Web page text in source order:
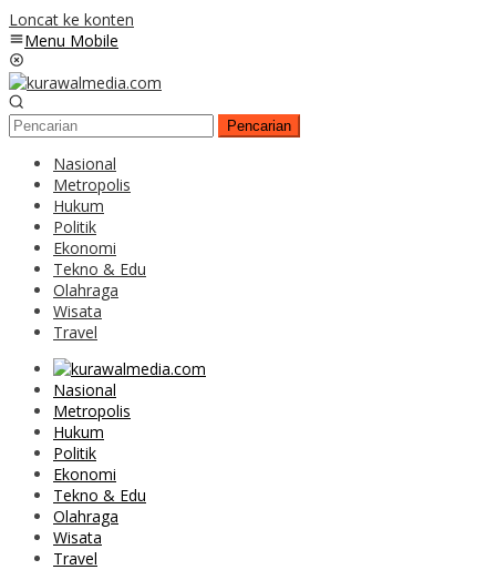
Loncat ke konten
Menu Mobile
Pencarian
Nasional
Metropolis
Hukum
Politik
Ekonomi
Tekno & Edu
Olahraga
Wisata
Travel
Nasional
Metropolis
Hukum
Politik
Ekonomi
Tekno & Edu
Olahraga
Wisata
Travel